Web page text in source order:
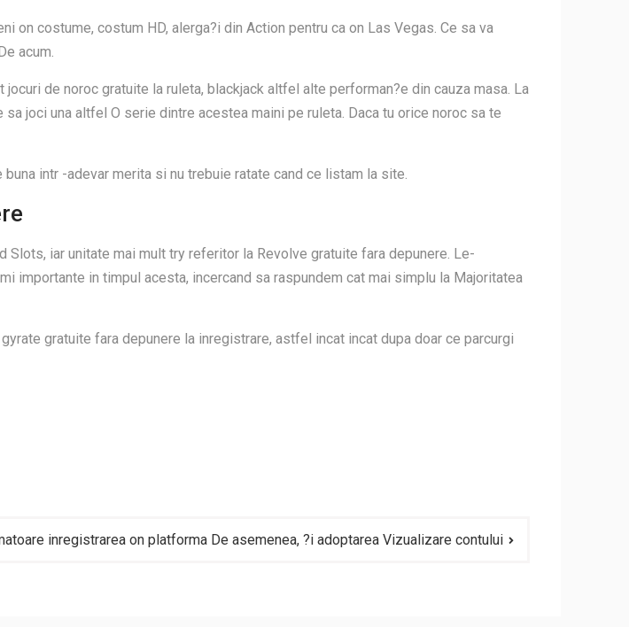
on costume, costum HD, alerga?i din Action pentru ca on Las Vegas. Ce sa va
acum.
de noroc gratuite la ruleta, blackjack altfel alte performan?e din cauza masa. La
joci una altfel O serie dintre acestea maini pe ruleta. Daca tu orice noroc sa te
intr -adevar merita si nu trebuie ratate cand ce listam la site.
iar unitate mai mult try referitor la Revolve gratuite fara depunere. Le-
importante in timpul acesta, incercand sa raspundem cat mai simplu la Majoritatea
gratuite fara depunere la inregistrare, astfel incat incat dupa doar ce parcurgi
inregistrarea on platforma De asemenea, ?i adoptarea Vizualizare contului